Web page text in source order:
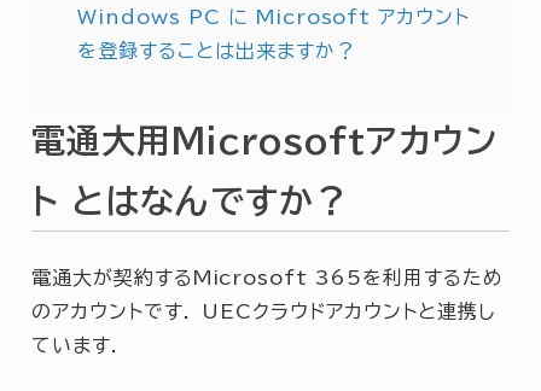
Windows PC に Microsoft アカウント
を登録することは出来ますか？
電通大用Microsoftアカウン
ト とはなんですか？
電通大が契約するMicrosoft 365を利用するため
のアカウントです． UECクラウドアカウントと連携し
ています．